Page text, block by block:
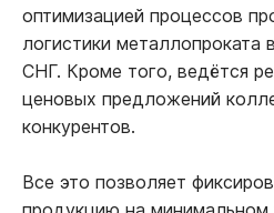
оптимизацией процессов
логистики металлопроката
СНГ. Кроме того, ведётся
ценовых предложений
конкурентов.
Все это позволяет